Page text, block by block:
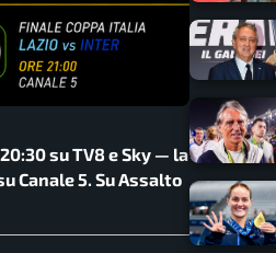
su TV8 e Sky — la
Canale 5. Su Assalto